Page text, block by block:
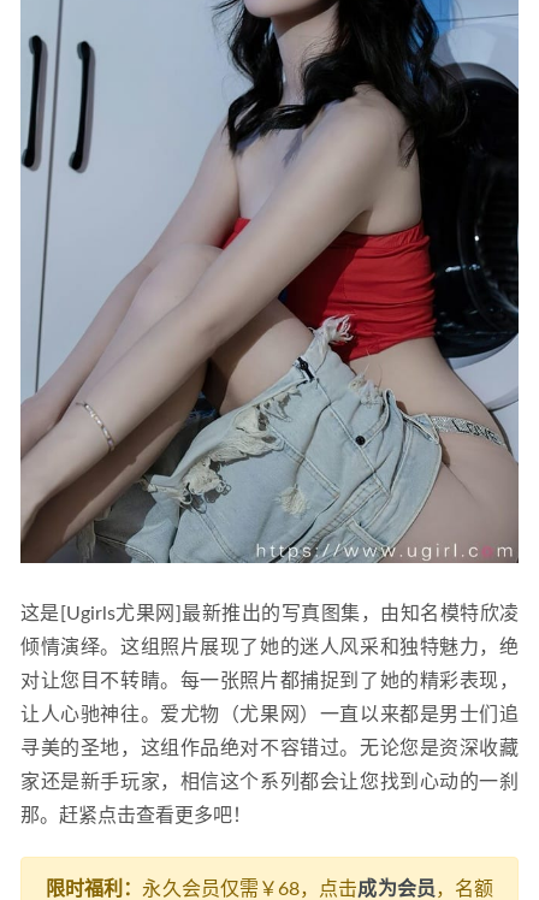
这是[Ugirls尤果网]最新推出的写真图集，由知名模特欣凌
倾情演绎。这组照片展现了她的迷人风采和独特魅力，绝
对让您目不转睛。每一张照片都捕捉到了她的精彩表现，
让人心驰神往。爱尤物（尤果网）一直以来都是男士们追
寻美的圣地，这组作品绝对不容错过。无论您是资深收藏
家还是新手玩家，相信这个系列都会让您找到心动的一刹
那。赶紧点击查看更多吧！
限时福利： 永久会员仅需￥68，点击成为会员，名额